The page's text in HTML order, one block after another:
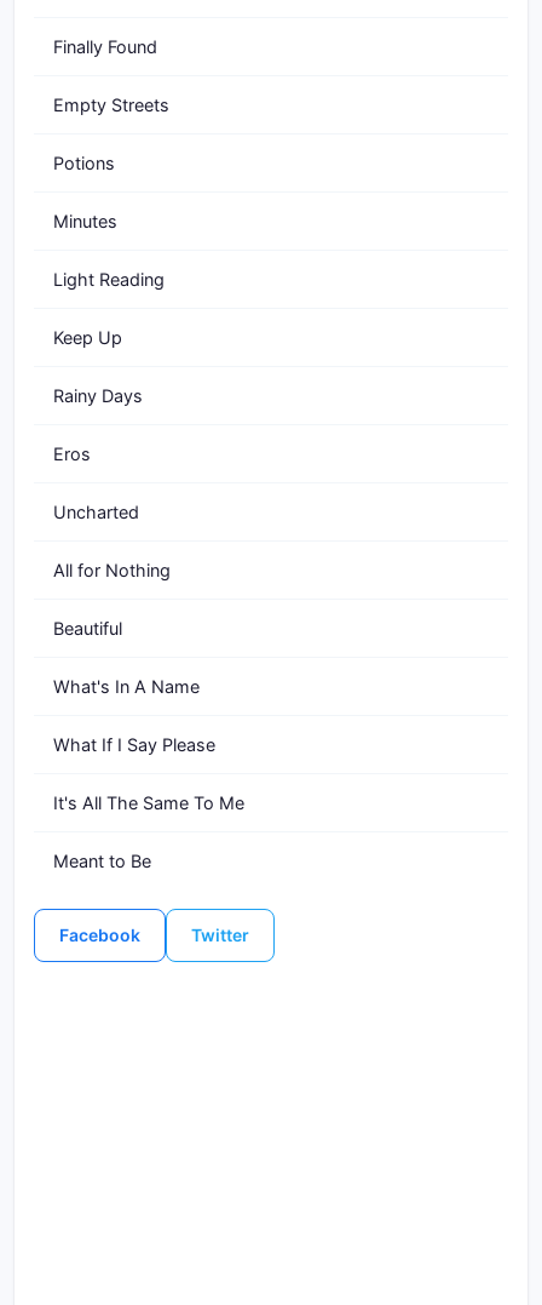
Finally Found
Empty Streets
Potions
Minutes
Light Reading
Keep Up
Rainy Days
Eros
Uncharted
All for Nothing
Beautiful
What's In A Name
What If I Say Please
It's All The Same To Me
Meant to Be
Facebook Twitter